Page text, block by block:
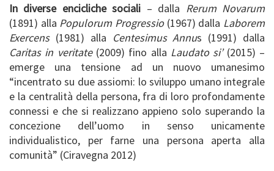
In diverse encicliche sociali – dalla Rerum Novarum
(1891) alla Populorum Progressio(1967) dalla Laborem
Exercens(1981) alla Centesimus Annus (1991) dalla
Caritas in veritate(2009) fino alla Laudato si’(2015) –
emerge una tensione ad un nuovo umanesimo
“incentrato su due assiomi: lo sviluppo umano integrale
e la centralità della persona, fra di loro profondamente
connessi e che si realizzano appieno solo superando la
concezione dell’uomo in senso unicamente
individualistico, per farne una persona aperta alla
comunità” (Ciravegna 2012)